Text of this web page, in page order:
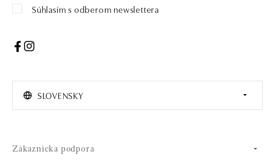
Súhlasím s odberom newslettera
SLOVENSKY
Zákaznícka podpora